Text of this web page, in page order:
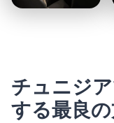
チュニジ
する最良